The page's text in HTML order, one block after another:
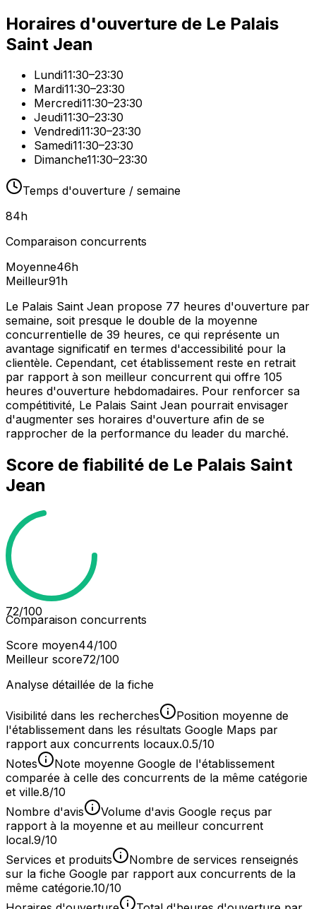
Horaires d'ouverture de Le Palais
Saint Jean
Lundi11:30–23:30
Mardi11:30–23:30
Mercredi11:30–23:30
Jeudi11:30–23:30
Vendredi11:30–23:30
Samedi11:30–23:30
Dimanche11:30–23:30
Temps d'ouverture / semaine
84h
Comparaison concurrents
Moyenne46h
Meilleur91h
Le Palais Saint Jean propose 77 heures d'ouverture par
semaine, soit presque le double de la moyenne
concurrentielle de 39 heures, ce qui représente un
avantage significatif en termes d'accessibilité pour la
clientèle. Cependant, cet établissement reste en retrait
par rapport à son meilleur concurrent qui offre 105
heures d'ouverture hebdomadaires. Pour renforcer sa
compétitivité, Le Palais Saint Jean pourrait envisager
d'augmenter ses horaires d'ouverture afin de se
rapprocher de la performance du leader du marché.
Score de fiabilité de Le Palais Saint
Jean
72/100
Comparaison concurrents
Score moyen44/100
Meilleur score72/100
Analyse détaillée de la fiche
Visibilité dans les recherches
Position moyenne de
l'établissement dans les résultats Google Maps par
rapport aux concurrents locaux.0.5/10
Notes
Note moyenne Google de l'établissement
comparée à celle des concurrents de la même catégorie
et ville.8/10
Nombre d'avis
Volume d'avis Google reçus par
rapport à la moyenne et au meilleur concurrent
local.9/10
Services et produits
Nombre de services renseignés
sur la fiche Google par rapport aux concurrents de la
même catégorie.10/10